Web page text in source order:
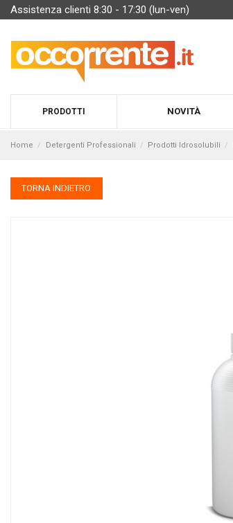
Assistenza clienti 8:30 - 17:30 (lun-ven)
PRODOTTI NOVITÀ
Home Detergenti Professionali Prodotti Idrosolubili
TORNA INDIETRO